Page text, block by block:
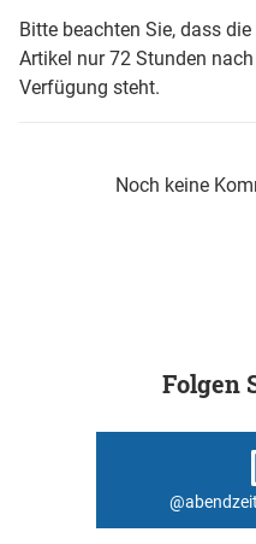
Bitte beachten Sie, dass
Artikel nur 72 Stunden
Verfügung steht.
Noch keine
Folgen